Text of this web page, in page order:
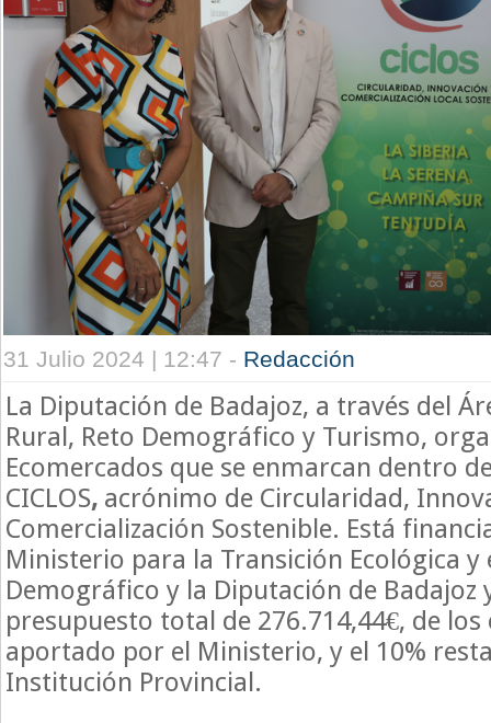
31 Julio 2024 | 12:47 - Redacción
La Diputación de Badajoz, a través del
Rural, Reto Demográfico y Turismo,
Ecomercados que se enmarcan dentro
CICLOS, acrónimo de Circularidad,
Comercialización Sostenible. Está
Ministerio para la Transición Ecológica y
Demográfico y la Diputación de Badajoz
presupuesto total de 276.714,44€, de los
aportado por el Ministerio, y el 10%
Institución Provincial.